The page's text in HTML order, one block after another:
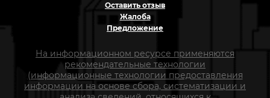
Оставить отзыв
Жалоба
Предложение
На информационном ресурсе применяются
рекомендательные технологии
(информационные технологии предоставления
информации на основе сбора, систематизации и